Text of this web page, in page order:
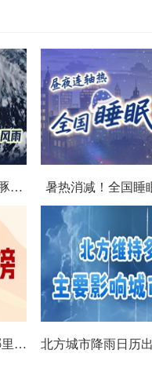
台风数字画像：马拉松台风“白海豚”将影响十余省份 暑热消减！全国睡
数据看今年7月哪里热到破纪录 哪里暑热连轴转